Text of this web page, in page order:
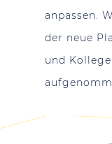
anpassen.
der neue
und